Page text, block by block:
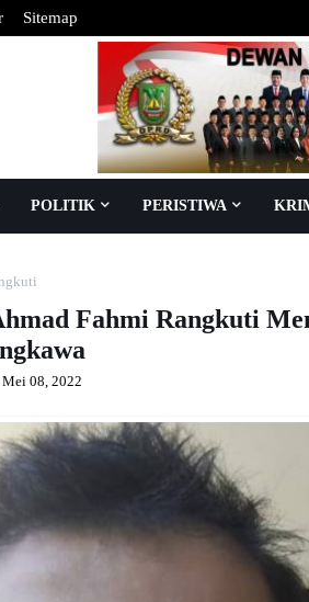
Sitemap
POLITIK PERISTIWA
Fahmi Rangkuti
Mei 08, 2022